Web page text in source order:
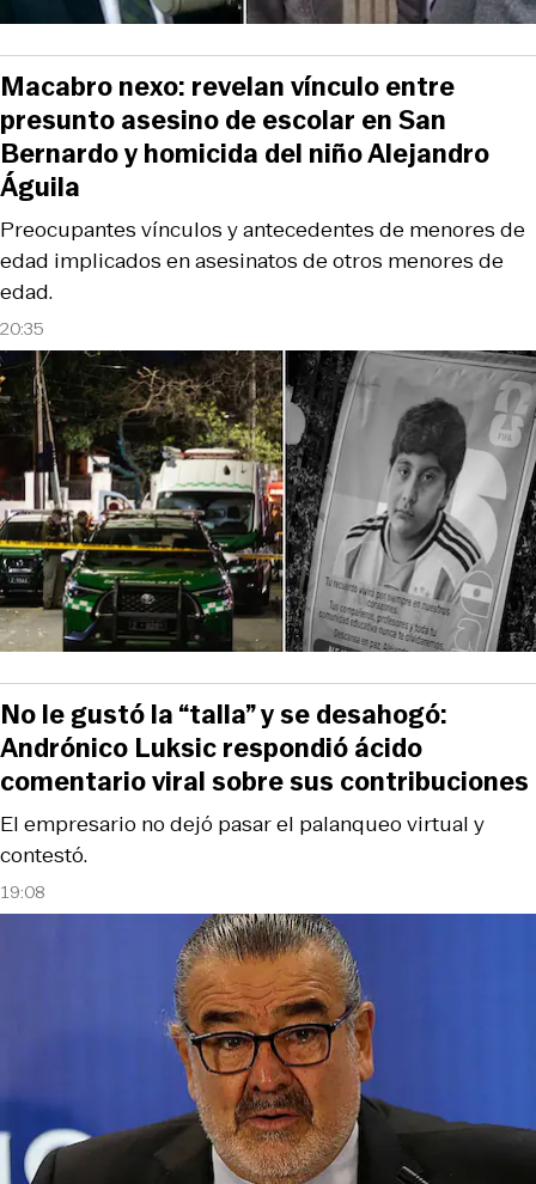
20:35
Preocupantes vínculos y antecedentes de menores de
edad implicados en asesinatos de otros menores de
edad.
Macabro nexo: revelan vínculo entre
presunto asesino de escolar en San
Bernardo y homicida del niño Alejandro
Águila
19:08
El empresario no dejó pasar el palanqueo virtual y
contestó.
No le gustó la “talla” y se desahogó:
Andrónico Luksic respondió ácido
comentario viral sobre sus contribuciones